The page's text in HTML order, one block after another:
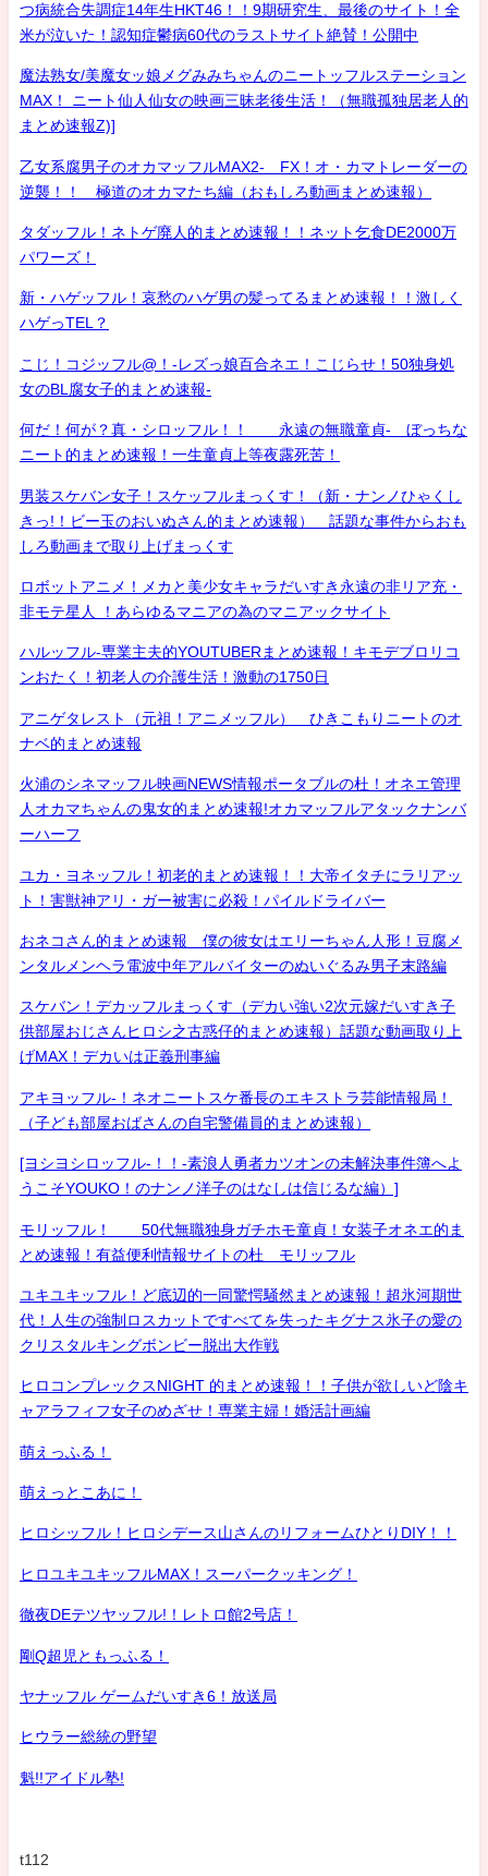
つ病統合失調症14年生HKT46！！9期研究生、最後のサイト！全
米が泣いた！認知症鬱病60代のラストサイト絶賛！公開中
魔法熟女/美魔女ッ娘メグみみちゃんのニートッフルステーション
MAX！ ニート仙人仙女の映画三昧老後生活！（無職孤独居老人的
まとめ速報Z)]
乙女系腐男子のオカマッフルMAX2- FX！オ・カマトレーダーの
逆襲！！ 極道のオカマたち編（おもしろ動画まとめ速報）
タダッフル！ネトゲ廃人的まとめ速報！！ネット乞食DE2000万
パワーズ！
新・ハゲッフル！哀愁のハゲ男の髪ってるまとめ速報！！激しく
ハゲっTEL？
こじ！コジッフル@！-レズっ娘百合ネエ！こじらせ！50独身処
女のBL腐女子的まとめ速報-
何だ！何が？真・シロッフル！！ 永遠の無職童貞- ぼっちな
ニート的まとめ速報！一生童貞上等夜露死苦！
男装スケバン女子！スケッフルまっくす！（新・ナンノひゃくし
きっ!！ビー玉のおいぬさん的まとめ速報） 話題な事件からおも
しろ動画まで取り上げまっくす
ロボットアニメ！メカと美少女キャラだいすき永遠の非リア充・
非モテ星人 ！あらゆるマニアの為のマニアックサイト
ハルッフル-専業主夫的YOUTUBERまとめ速報！キモデブロリコ
ンおたく！初老人の介護生活！激動の1750日
アニゲタレスト（元祖！アニメッフル） ひきこもりニートのオ
ナベ的まとめ速報
火浦のシネマッフル映画NEWS情報ポータブルの杜！オネエ管理
人オカマちゃんの鬼女的まとめ速報!オカマッフルアタックナンバ
ーハーフ
ユカ・ヨネッフル！初老的まとめ速報！！大帝イタチにラリアッ
ト！害獣神アリ・ガー被害に必殺！パイルドライバー
おネコさん的まとめ速報 僕の彼女はエリーちゃん人形！豆腐メ
ンタルメンヘラ電波中年アルバイターのぬいぐるみ男子末路編
スケバン！デカッフルまっくす（デカい強い2次元嫁だいすき子
供部屋おじさんヒロシ之古惑仔的まとめ速報）話題な動画取り上
げMAX！デカいは正義刑事編
アキヨッフル-！ネオニートスケ番長のエキストラ芸能情報局！
（子ども部屋おばさんの自宅警備員的まとめ速報）
[ヨシヨシロッフル-！！-素浪人勇者カツオンの未解決事件簿へよ
うこそYOUKO！のナンノ洋子のはなしは信じるな編）]
モリッフル！ 50代無職独身ガチホモ童貞！女装子オネエ的ま
とめ速報！有益便利情報サイトの杜 モリッフル
ユキユキッフル！ど底辺的一同驚愕騒然まとめ速報！超氷河期世
代！人生の強制ロスカットですべてを失ったキグナス氷子の愛の
クリスタルキングボンビー脱出大作戦
ヒロコンプレックスNIGHT 的まとめ速報！！子供が欲しいど陰キ
ャアラフィフ女子のめざせ！専業主婦！婚活計画編
萌えっふる！
萌えっとこあに！
ヒロシッフル！ヒロシデース山さんのリフォームひとりDIY！！
ヒロユキユキッフルMAX！スーパークッキング！
徹夜DEテツヤッフル!！レトロ館2号店！
剛Q超児ともっふる！
ヤナッフル ゲームだいすき6！放送局
ヒウラー総統の野望
魁!!アイドル塾!
t112